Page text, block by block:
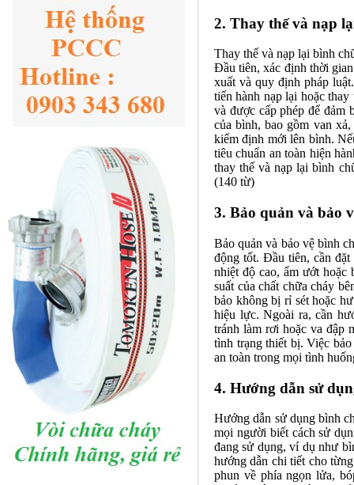
2. Thay thế và nạp
Thay thế và nạp lại bình
Đầu tiên, xác định thời gian
xuất và quy định pháp
tiến hành nạp lại hoặc
và được cấp phép để đảm
của bình, bao gồm van
kiểm định mới lên bình.
tiêu chuẩn an toàn hiện
thay thế và nạp lại bình
(140 từ)
3. Bảo quản và bảo
Bảo quản và bảo vệ bình
động tốt. Đầu tiên, cần
nhiệt độ cao, ẩm ướt
suất của chất chữa cháy
bảo không bị rỉ sét hoặc
hiệu lực. Ngoài ra, cần
tránh làm rơi hoặc va đập
tình trạng thiết bị. Việc
an toàn trong mọi tình
4. Hướng dẫn sử
Hướng dẫn sử dụng bình
mọi người biết cách sử
đang sử dụng, ví dụ như
hướng dẫn chi tiết cho
phun về phía ngọn lửa,